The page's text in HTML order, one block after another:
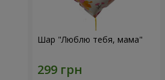
Шар "Люблю тебя, мама"